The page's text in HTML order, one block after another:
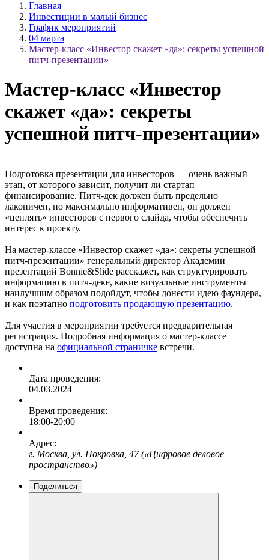
Главная
Инвестиции в малый бизнес
График мероприятий
04 марта
Мастер-класс «Инвестор скажет «да»: секреты успешной
питч-презентации»
Мастер-класс «Инвестор
скажет «да»: секреты
успешной питч-презентации»
Подготовка презентации для инвесторов — очень важный
этап, от которого зависит, получит ли стартап
финансирование. Питч-дек должен быть предельно
лаконичен, но максимально информативен, он должен
«цеплять» инвесторов с первого слайда, чтобы обеспечить
интерес к проекту.
На мастер-классе «Инвестор скажет «да»: секреты успешной
питч-презентации» генеральный директор Академии
презентаций Bonnie&Slide расскажет, как структурировать
информацию в питч-деке, какие визуальные инструменты
наилучшим образом подойдут, чтобы донести идею фаундера,
и как поэтапно подготовить продающую презентацию.
Для участия в мероприятии требуется предварительная
регистрация. Подробная информация о мастер-классе
доступна на официальной страничке встречи.
Дата проведения:
04.03.2024
Время проведения:
18:00-20:00
Адрес:
г. Москва, ул. Покровка, 47 («Цифровое деловое
пространство»)
Поделиться